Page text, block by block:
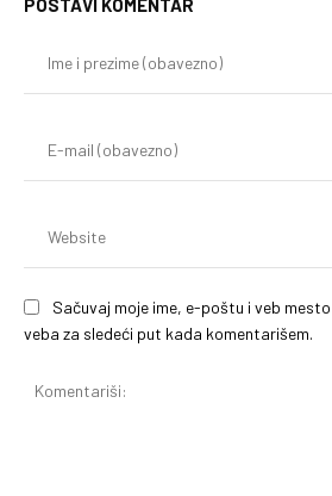
POSTAVI KOMENTAR
Sačuvaj moje ime, e-poštu i veb
veba za sledeći put kada komentarišem.